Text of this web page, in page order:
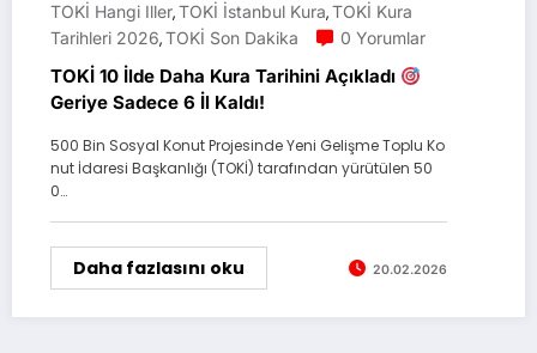
TOKİ Hangi Iller,TOKİ İstanbul Kura,TOKİ Kura
Tarihleri 2026,TOKİ Son Dakika 0 Yorumlar
TOKİ 10 İlde Daha Kura Tarihini Açıkladı
Geriye Sadece 6 İl Kaldı!
500 Bin Sosyal Konut Projesinde Yeni Gelişme Toplu Ko
nut İdaresi Başkanlığı (TOKİ) tarafından yürütülen 50
0…
Daha fazlasını oku 20.02.2026